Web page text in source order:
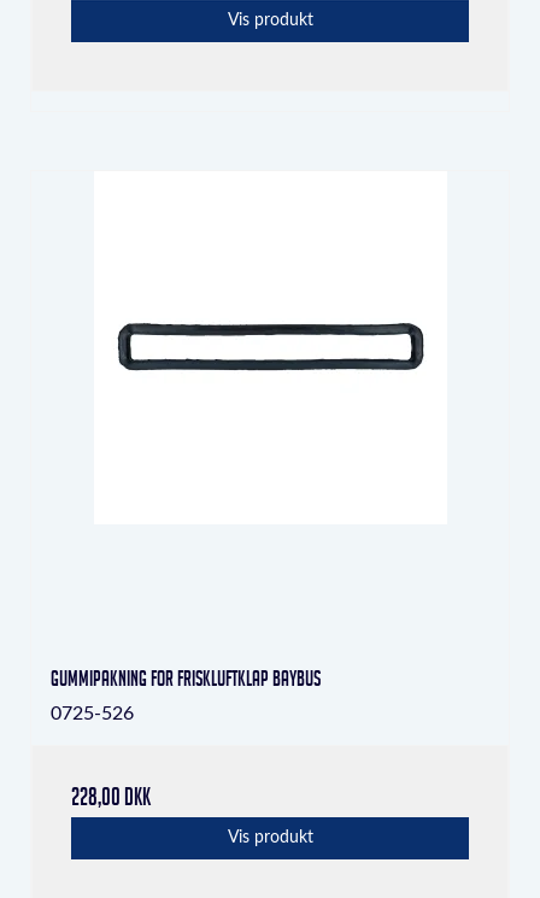
Vis produkt
Gummipakning for friskluftklap Baybus
0725-526
228,00 DKK
Vis produkt